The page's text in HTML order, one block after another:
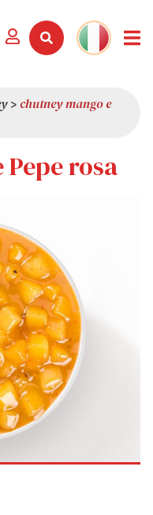
>chutney mango e
rosa